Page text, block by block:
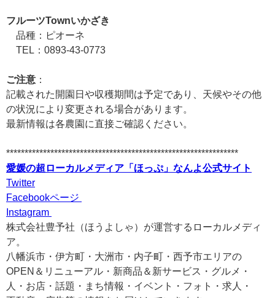
フルーツTownいかざき
品種：ピオーネ
TEL：0893-43-0773
ご注意 ：
記載された開園日や収穫期間は予定であり、天候やその他
の状況により変更される場合があります。
最新情報は各農園に直接ご確認ください。
***************************************************************
愛媛の超ローカルメディア「ほっぷ」なんよ公式サイト
Twitter
Facebookページ
Instagram
株式会社豊予社（ほうよしゃ）が運営するローカルメディ
ア。
八幡浜市・伊方町・大洲市・内子町・西予市エリアの
OPEN＆リニューアル・新商品＆新サービス・グルメ・
人・お店・話題・まち情報・イベント・フォト・求人・